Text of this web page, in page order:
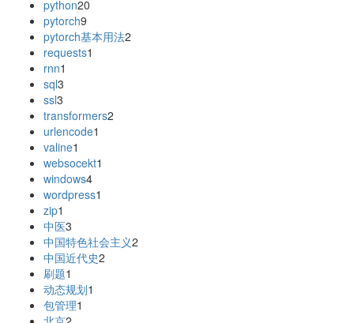
python20
pytorch9
pytorch基本用法2
requests1
rnn1
sql3
ssl3
transformers2
urlencode1
valine1
websocekt1
windows4
wordpress1
zip1
中医3
中国特色社会主义2
中国近代史2
刷题1
动态规划1
包管理1